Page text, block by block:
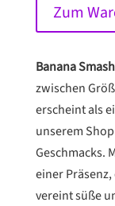
Superior
Zum
Banana
zwischen
erscheint als
unserem
Geschmacks.
einer
vereint süße